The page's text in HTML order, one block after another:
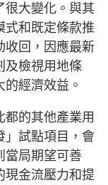
很大變化。與其
式和既定條款推
收回，因應最新
及檢視用地條
經濟效益。
的其他產業用
」試點項目，會
當局期望可善
現金流壓力和提